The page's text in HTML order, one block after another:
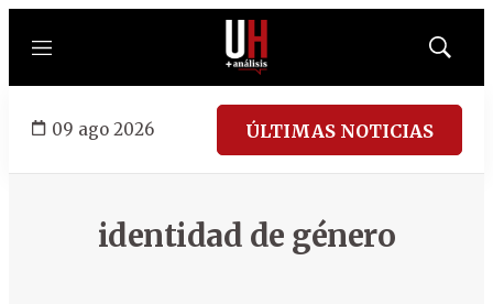
Menú
Mostrar
09 ago 2026 ÚLTIMAS NOTICIAS
identidad de género